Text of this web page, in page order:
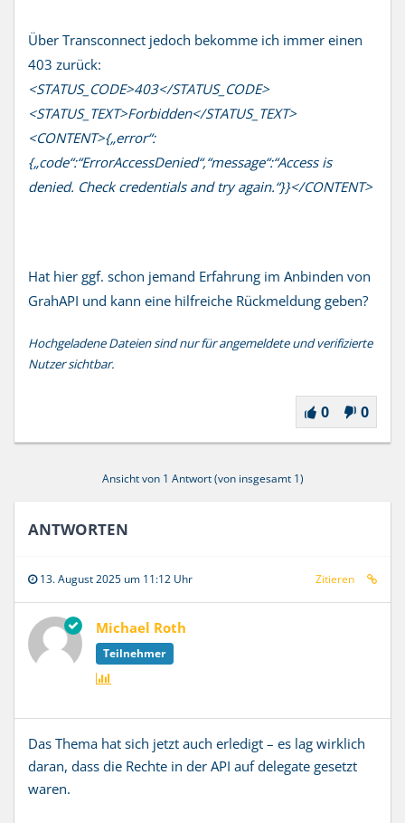
Über Transconnect jedoch bekomme ich immer einen
403 zurück:
<STATUS_CODE>403</STATUS_CODE>
<STATUS_TEXT>Forbidden</STATUS_TEXT>
<CONTENT>{„error“:
{„code“:“ErrorAccessDenied“,“message“:“Access is
denied. Check credentials and try again.“}}</CONTENT>
Hat hier ggf. schon jemand Erfahrung im Anbinden von
GrahAPI und kann eine hilfreiche Rückmeldung geben?
Hochgeladene Dateien sind nur für angemeldete und verifizierte
Nutzer sichtbar.
0 0
Ansicht von 1 Antwort (von insgesamt 1)
ANTWORTEN
13. August 2025 um 11:12 Uhr Zitieren
Michael Roth
Teilnehmer
Das Thema hat sich jetzt auch erledigt – es lag wirklich
daran, dass die Rechte in der API aufdelegate gesetzt
waren.